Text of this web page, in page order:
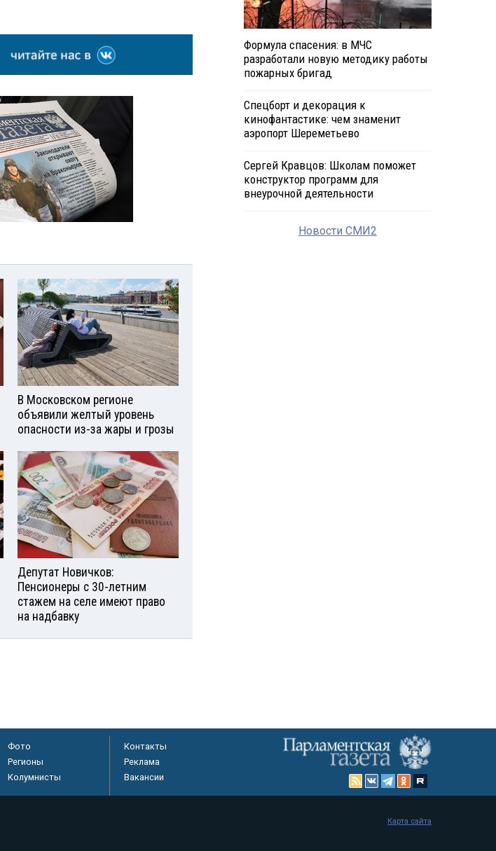
В Московском регионе
объявили желтый уровень
опасности из-за жары и грозы
Депутат Новичков:
Пенсионеры с 30-летним
стажем на селе имеют право
на надбавку
Формула спасения: в МЧС
разработали новую методику работы
пожарных бригад
Спецборт и декорация к
кинофантастике: чем знаменит
аэропорт Шереметьево
Сергей Кравцов: Школам поможет
конструктор программ для
внеурочной деятельности
Новости СМИ2
Фото
Регионы
Колумнисты
Контакты
Реклама
Вакансии
Карта сайта